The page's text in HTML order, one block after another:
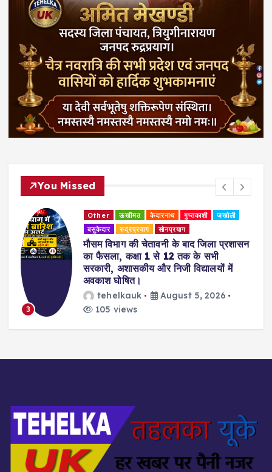
You Missed
3
Other ऊखीमठ केदारनाथ गुप्तकाशी
जखोली
बसुकेदार
रुद्रप्रयाग सोनप्रयाग
मौसम विभाग की चेतावनी के बाद जिला प्रशासन
का फैसला, कक्षा 1 से 12 तक के सभी
सरकारी, अशासकीय और निजी विद्यालयों में
अवकाश घोषित।
tehelkauk
August 5, 2026
105 views